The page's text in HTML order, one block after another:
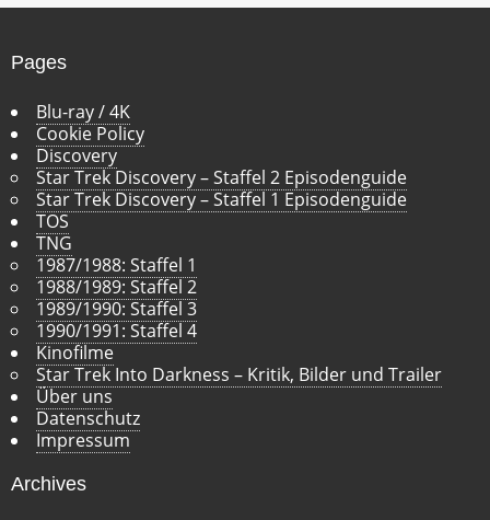
v
Pages
Blu-ray / 4K
Cookie Policy
Discovery
Star Trek Discovery – Staffel 2 Episodenguide
Star Trek Discovery – Staffel 1 Episodenguide
TOS
TNG
1987/1988: Staffel 1
1988/1989: Staffel 2
1989/1990: Staffel 3
1990/1991: Staffel 4
Kinofilme
Star Trek Into Darkness – Kritik, Bilder und Trailer
Über uns
Datenschutz
Impressum
Archives